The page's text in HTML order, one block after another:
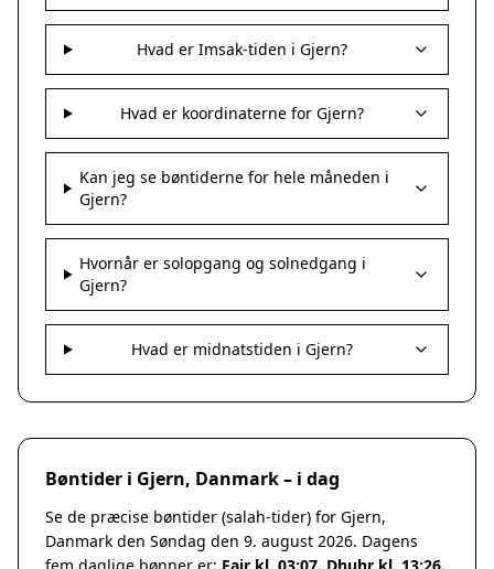
Hvad er Imsak-tiden i Gjern?
Hvad er koordinaterne for Gjern?
Kan jeg se bøntiderne for hele måneden i
Gjern?
Hvornår er solopgang og solnedgang i
Gjern?
Hvad er midnatstiden i Gjern?
Bøntider i Gjern, Danmark – i dag
Se de præcise bøntider (salah-tider) for Gjern,
Danmark den Søndag den 9. august 2026. Dagens